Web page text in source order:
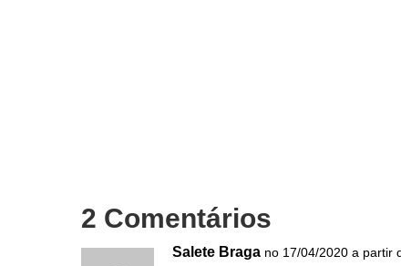
2 Comentários
Salete Braga no 17/04/2020 a partir